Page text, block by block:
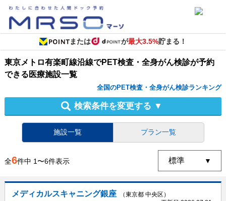
または が最大3.5%貯まる！
東京メトロ有楽町線沿線でPET検査・全身がん検診が予約
できる医療施設一覧
全国のPET検査・全身がん検診ランキング
検索条件を変更する ▼
施設一覧 プラン一覧
全6件中 1〜6件表示
メディカルスキャニング銀座
（東京都 中央区）